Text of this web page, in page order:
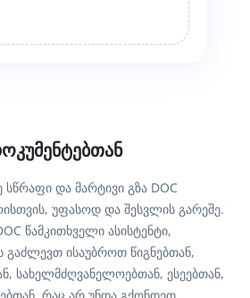
და მარტივი გზა DOC
უფასოდ და შესვლის გარეშე.
წამკითხველი ასისტენტი,
ისაუბროთ წიგნებთან,
სახელმძღვანელოებთან, ესეებთან,